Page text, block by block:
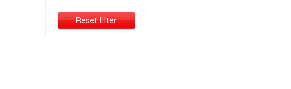
Reset filter